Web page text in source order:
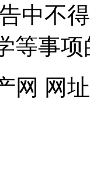
不得
学等事项
网